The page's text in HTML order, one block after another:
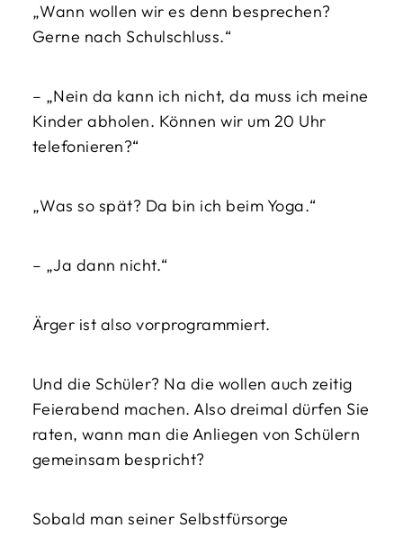
„Wann wollen wir es denn besprechen?
Gerne nach Schulschluss.“
– „Nein da kann ich nicht, da muss ich meine
Kinder abholen. Können wir um 20 Uhr
telefonieren?“
„Was so spät? Da bin ich beim Yoga.“
– „Ja dann nicht.“
Ärger ist also vorprogrammiert.
Und die Schüler? Na die wollen auch zeitig
Feierabend machen. Also dreimal dürfen Sie
raten, wann man die Anliegen von Schülern
gemeinsam bespricht?
Sobald man seiner Selbstfürsorge